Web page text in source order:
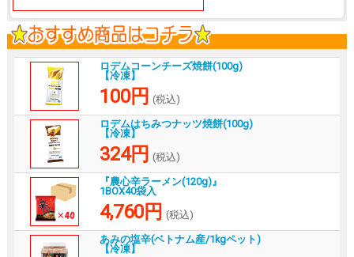
ロデムコーンチーズ焼餅(100g)
【冷凍】
100円 (税込)
ロデムはちみつナッツ焼餅(100g)
【冷凍】
324円 (税込)
『農心辛ラーメン(120g)』
1BOX40袋入
4,760円 (税込)
あみの塩辛(ベトナム産/1kgペット)
【冷凍】